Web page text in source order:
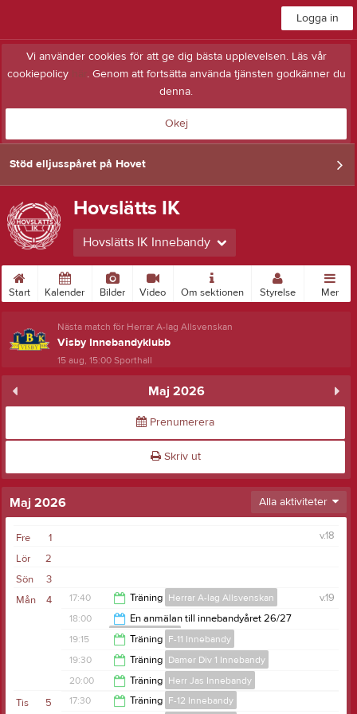
Logga in
Vi använder cookies för att ge dig bästa upplevelsen. Läs vår
cookiepolicy här. Genom att fortsätta använda tjänsten godkänner du
denna.
Okej
Stöd elljusspåret på Hovet
Hovslätts IK
Hovslätts IK Innebandy
Start Kalender Bilder Video Om sektionen Styrelse Mer
Nästa match för Herrar A-lag Allsvenskan
Visby Innebandyklubb
15 aug, 15:00Sporthall
Maj 2026
Prenumerera
Skriv ut
Maj 2026 Alla aktiviteter
1
Fre
v.18
2
Lör
3
Sön
4
Mån v.19
17:40 Träning Herrar A-lag Allsvenskan
19:30
18:00
En anmälan till innebandyåret 26/27
P-18 Innebandy
19:00
19:15 Träning F-11 Innebandy
21:00
19:30 Träning Damer Div 1 Innebandy
20:45
20:00 Träning Herr Jas Innebandy
5
Tis 17:30 Träning F-12 Innebandy